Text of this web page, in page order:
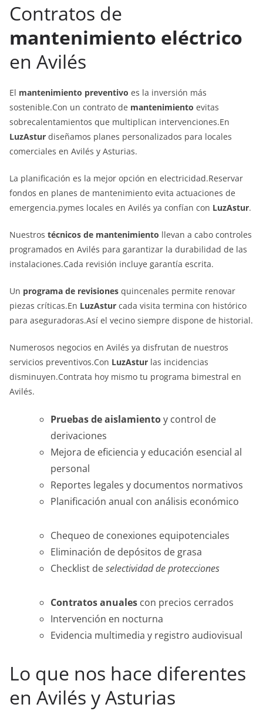
Contratos de
mantenimiento eléctrico
en Avilés
El mantenimiento preventivo es la inversión más
sostenible.Con un contrato de mantenimiento evitas
sobrecalentamientos que multiplican intervenciones.En
LuzAstur diseñamos planes personalizados para locales
comerciales en Avilés y Asturias.
La planificación es la mejor opción en electricidad.Reservar
fondos en planes de mantenimiento evita actuaciones de
emergencia.pymes locales en Avilés ya confían con LuzAstur.
Nuestros técnicos de mantenimiento llevan a cabo controles
programados en Avilés para garantizar la durabilidad de las
instalaciones.Cada revisión incluye garantía escrita.
Un programa de revisiones quincenales permite renovar
piezas críticas.En LuzAstur cada visita termina con histórico
para aseguradoras.Así el vecino siempre dispone de historial.
Numerosos negocios en Avilés ya disfrutan de nuestros
servicios preventivos.Con LuzAstur las incidencias
disminuyen.Contrata hoy mismo tu programa bimestral en
Avilés.
Pruebas de aislamientoy control de
derivaciones
Mejora de eficiencia y educación esencial al
personal
Reportes legales y documentos normativos
Planificación anual con análisis económico
Chequeo de conexiones equipotenciales
Eliminación de depósitos de grasa
Checklist deselectividad de protecciones
Contratos anuales con precios cerrados
Intervención en nocturna
Evidencia multimedia y registro audiovisual
Lo que nos hace diferentes
en Avilés y Asturias